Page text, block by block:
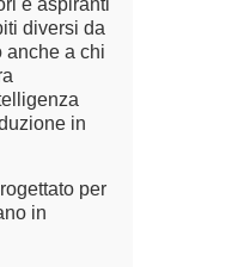
e aspiranti
diversi da
anche a chi
in
per
in